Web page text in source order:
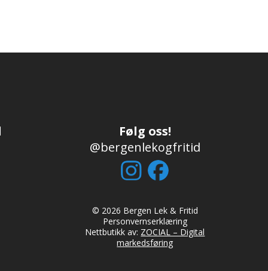
Følg oss!
@bergenlekogfritid
© 2026 Bergen Lek & Fritid
Personvernserklæring
Nettbutikk av: ZOCIAL – Digital
markedsføring